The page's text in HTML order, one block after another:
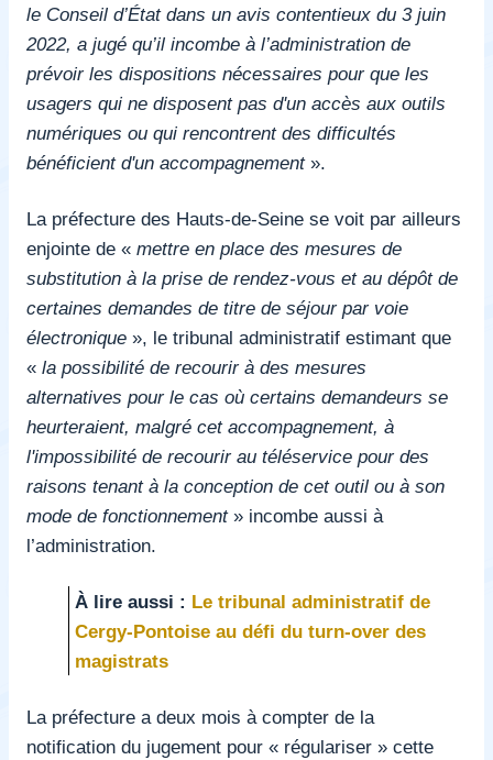
le Conseil d’État dans un avis contentieux du 3 juin
2022, a jugé qu’il incombe à l’administration de
prévoir les dispositions nécessaires pour que les
usagers qui ne disposent pas d'un accès aux outils
numériques ou qui rencontrent des difficultés
bénéficient d'un accompagnement».
La préfecture des Hauts-de-Seine se voit par ailleurs
enjointe de « mettre en place des mesures de
substitution à la prise de rendez-vous et au dépôt de
certaines demandes de titre de séjour par voie
électronique », le tribunal administratif estimant que
« la possibilité de recourir à des mesures
alternatives pour le cas où certains demandeurs se
heurteraient, malgré cet accompagnement, à
l'impossibilité de recourir au téléservice pour des
raisons tenant à la conception de cet outil ou à son
mode de fonctionnement» incombe aussi à
l’administration.
À lire aussi : Le tribunal administratif de
Cergy-Pontoise au défi du turn-over des
magistrats
La préfecture a deux mois à compter de la
notification du jugement pour « régulariser » cette